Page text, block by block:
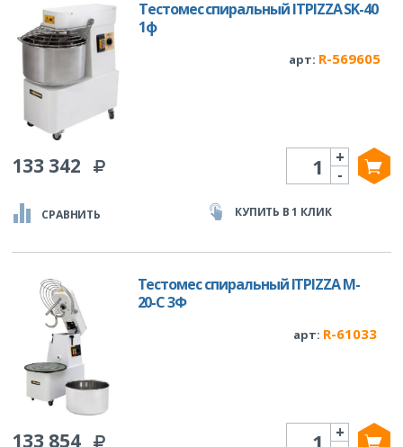
Тестомес спиральный ITPIZZA SK-40
1ф
арт: R-569605
133 342 Количество
-
+
СРАВНИТЬ КУПИТЬ В 1 КЛИК
Тестомес спиральный ITPIZZA M-
20-С 3Ф
арт: R-61033
133 854 Количество
+